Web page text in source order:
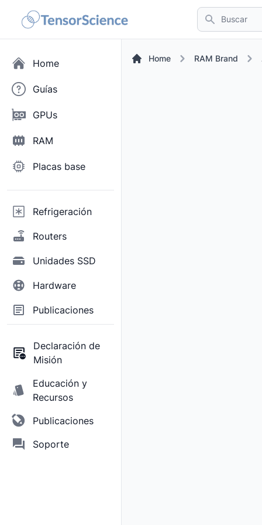
Buscar
Home
Guías
GPUs
RAM
Placas base
Refrigeración
Routers
Unidades SSD
Hardware
Publicaciones
Declaración de
Misión
Educación y
Recursos
Publicaciones
Soporte
Home RAM Brand